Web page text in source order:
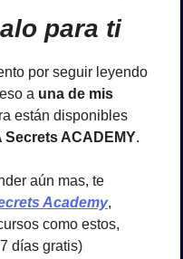
para ti
por seguir leyendo
a una de mis
ACADEMY.
aún mas, te
Academy,
como estos,
días gratis)